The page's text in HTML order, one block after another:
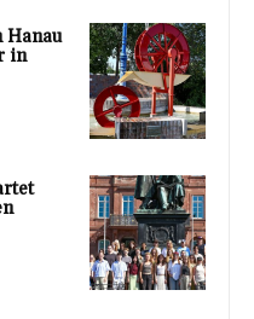
Hanau
in